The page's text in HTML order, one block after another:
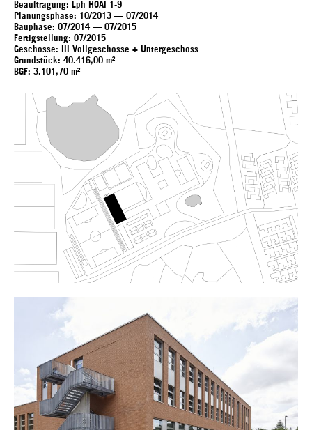
Beauftragung: Lph HOAI 1-9
Planungsphase: 10/2013 — 07/2014
Bauphase: 07/2014 — 07/2015
Fertigstellung: 07/2015
Geschosse: III Vollgeschosse + Untergeschoss
Grundstück: 40.416,00 m²
BGF: 3.101,70 m²